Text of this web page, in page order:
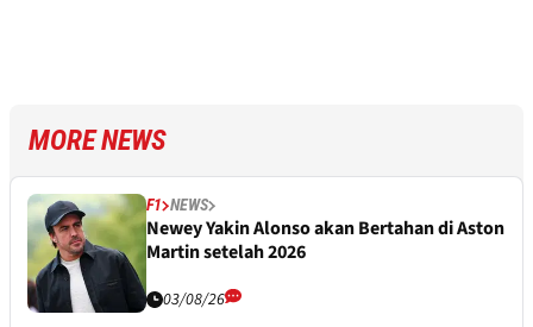
MORE NEWS
F1 NEWS
Newey Yakin Alonso akan Bertahan di Aston
Martin setelah 2026
03/08/26